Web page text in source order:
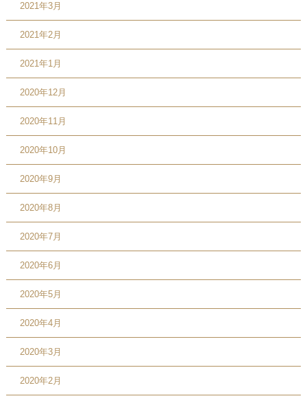
2021年3月
2021年2月
2021年1月
2020年12月
2020年11月
2020年10月
2020年9月
2020年8月
2020年7月
2020年6月
2020年5月
2020年4月
2020年3月
2020年2月